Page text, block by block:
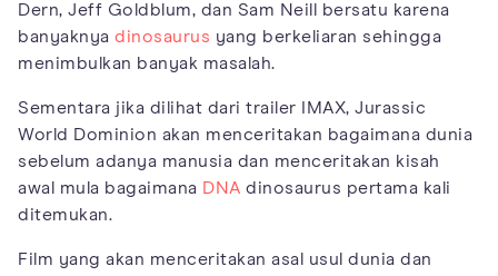
Dern, Jeff Goldblum, dan Sam Neill bersatu karena
banyaknya dinosaurus yang berkeliaran sehingga
menimbulkan banyak masalah.
Sementara jika dilihat dari trailer IMAX, Jurassic
World Dominion akan menceritakan bagaimana dunia
sebelum adanya manusia dan menceritakan kisah
awal mula bagaimana DNA dinosaurus pertama kali
ditemukan.
Film yang akan menceritakan asal usul dunia dan